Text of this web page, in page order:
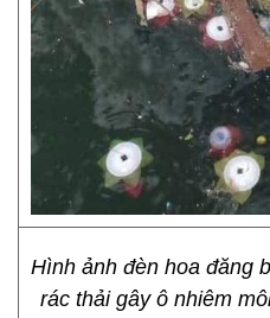
Hình ảnh đèn hoa đăng
rác thải gây ô nhiêm